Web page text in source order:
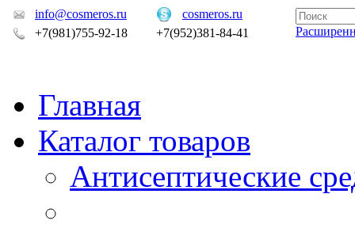
info@cosmeros.ru
cosmeros.ru
+7(981)755-92-18
+7(952)381-84-41
Главная
Каталог товаров
Антисептические